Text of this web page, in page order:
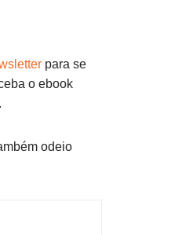
para se
o ebook
odeio